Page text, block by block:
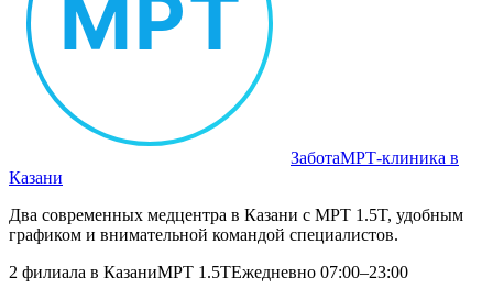
ЗаботаМРТ‑клиника в
Казани
Два современных медцентра в Казани с МРТ 1.5T, удобным
графиком и внимательной командой специалистов.
2 филиала в КазаниМРТ 1.5TЕжедневно 07:00–23:00